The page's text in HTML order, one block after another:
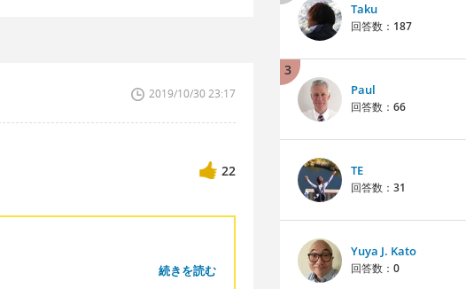
2019/10/30 23:17
22
続きを読む
Taku
回答数： 187
3
Paul
回答数： 66
TE
回答数： 31
Yuya J. Kato
回答数： 0